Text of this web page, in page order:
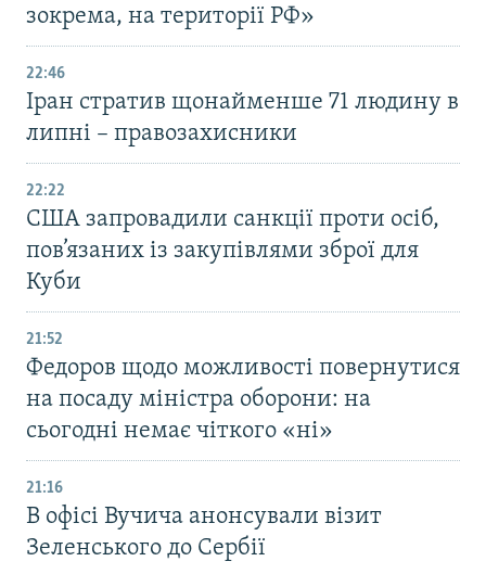
зокрема, на території РФ»
22:46
Іран стратив щонайменше 71 людину в
липні – правозахисники
22:22
США запровадили санкції проти осіб,
пов’язаних із закупівлями зброї для
Куби
21:52
Федоров щодо можливості повернутися
на посаду міністра оборони: на
сьогодні немає чіткого «ні»
21:16
В офісі Вучича анонсували візит
Зеленського до Сербії